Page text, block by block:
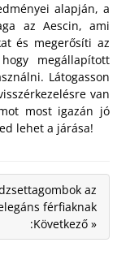
alapján, a
az Aescin, ami
és megerősíti az
megállapított
Látogasson
van
most igazán jó
lehet a járása!
az
férfiaknak
:Következő »